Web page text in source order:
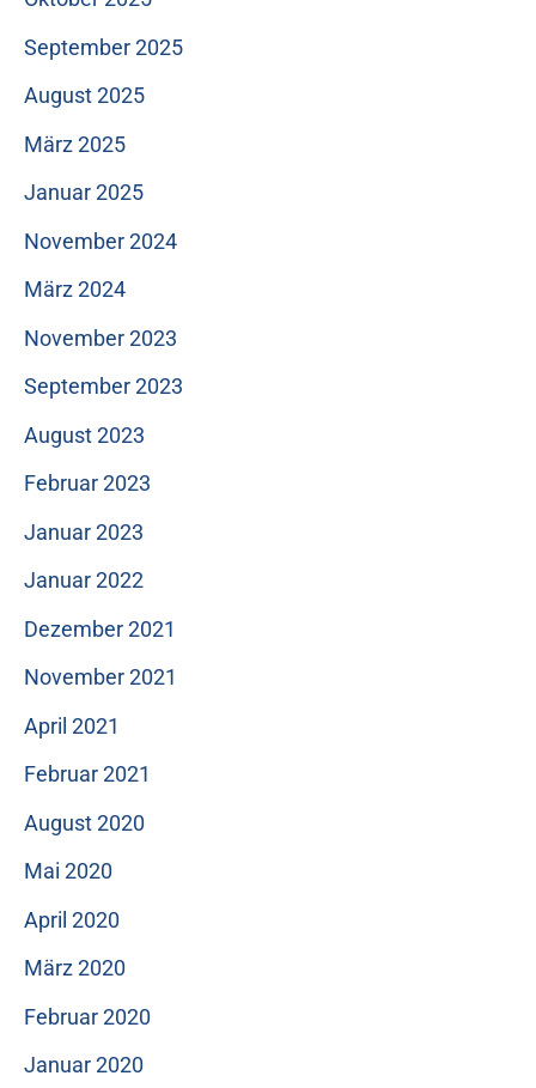
September 2025
August 2025
März 2025
Januar 2025
November 2024
März 2024
November 2023
September 2023
August 2023
Februar 2023
Januar 2023
Januar 2022
Dezember 2021
November 2021
April 2021
Februar 2021
August 2020
Mai 2020
April 2020
März 2020
Februar 2020
Januar 2020